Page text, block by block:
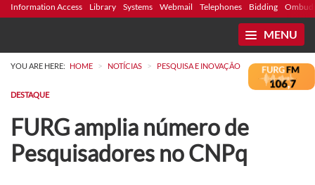
Information Access Library Systems Webmail Telephones Bidding
MENU
YOU ARE HERE: HOME > NOTÍCIAS > PESQUISA E INOVAÇÃO
DESTAQUE
FURG amplia número de
Pesquisadores no CNPq